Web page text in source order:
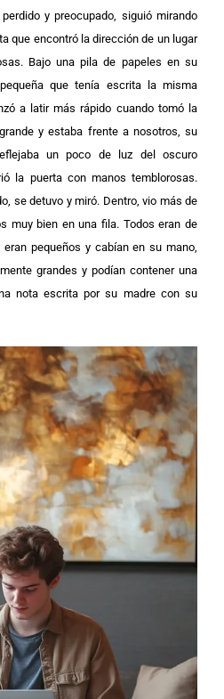
y preocupado, siguió mirando
que encontró la dirección de un lugar
Bajo una pila de papeles en su
que tenía escrita la misma
a latir más rápido cuando tomó la
y estaba frente a nosotros, su
un poco de luz del oscuro
la puerta con manos temblorosas.
se detuvo y miró. Dentro, vio más de
muy bien en una fila. Todos eran de
pequeños y cabían en su mano,
grandes y podían contener una
nota escrita por su madre con su